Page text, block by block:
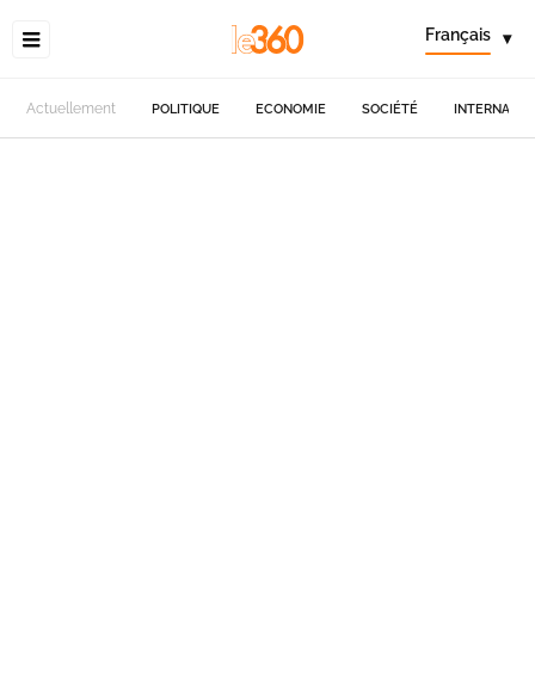
Français ▾
Actuellement POLITIQUE ECONOMIE SOCIÉTÉ